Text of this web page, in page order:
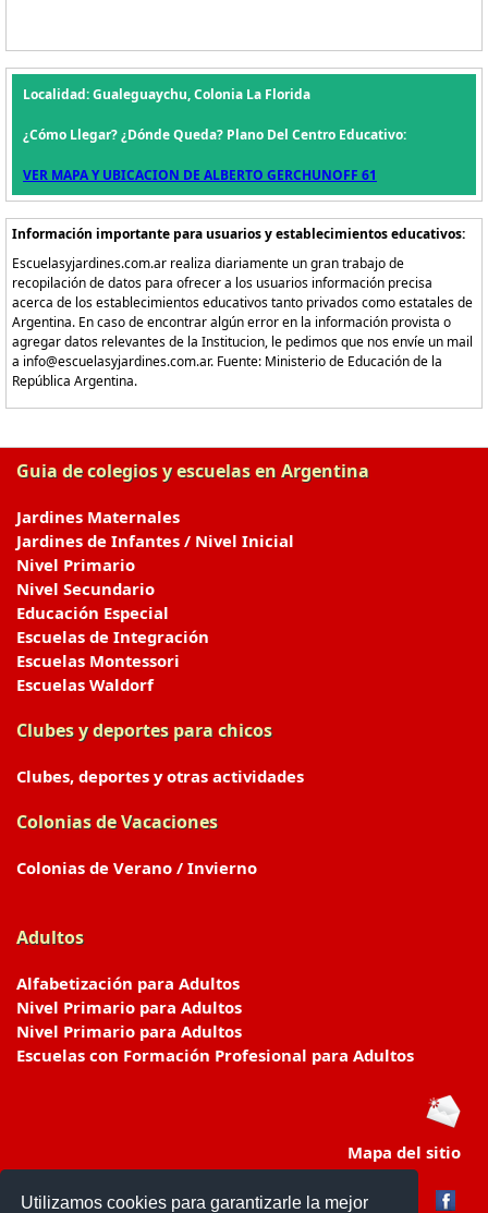
Utilizamos cookies para garantizarle la mejor
Localidad: Gualeguaychu, Colonia La Florida
¿Cómo Llegar? ¿Dónde Queda? Plano Del Centro Educativo:
VER MAPA Y UBICACION DE ALBERTO GERCHUNOFF 61
Información importante para usuarios y establecimientos educativos:
Escuelasyjardines.com.ar realiza diariamente un gran trabajo de
recopilación de datos para ofrecer a los usuarios información precisa
acerca de los establecimientos educativos tanto privados como estatales de
Argentina. En caso de encontrar algún error en la información provista o
agregar datos relevantes de la Institucion, le pedimos que nos envíe un mail
a info@escuelasyjardines.com.ar. Fuente: Ministerio de Educación de la
República Argentina.
Guia de colegios y escuelas en Argentina
Jardines Maternales
Jardines de Infantes / Nivel Inicial
Nivel Primario
Nivel Secundario
Educación Especial
Escuelas de Integración
Escuelas Montessori
Escuelas Waldorf
Clubes y deportes para chicos
Clubes, deportes y otras actividades
Colonias de Vacaciones
Colonias de Verano / Invierno
Adultos
Alfabetización para Adultos
Nivel Primario para Adultos
Nivel Primario para Adultos
Escuelas con Formación Profesional para Adultos
Mapa del sitio